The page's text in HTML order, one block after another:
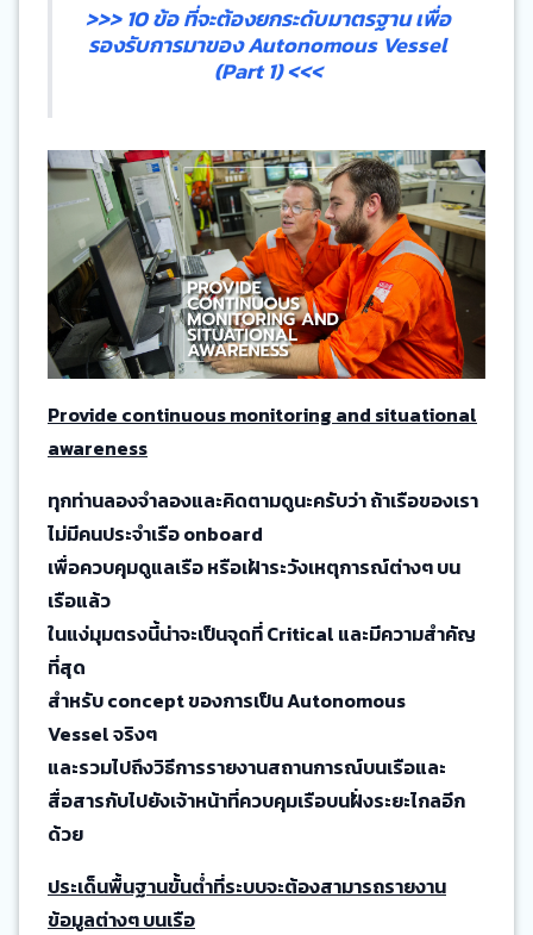
>>> 10 ข้อ ที่จะต้องยกระดับมาตรฐาน เพื่อ
รองรับการมาของ Autonomous Vessel
(Part 1) <<<
Provide continuous monitoring and situational
awareness
ทุกท่านลองจำลองและคิดตามดูนะครับว่า ถ้าเรือของเรา
ไม่มีคนประจำเรือ onboard
เพื่อควบคุมดูแลเรือ หรือเฝ้าระวังเหตุการณ์ต่างๆ บน
เรือแล้ว
ในแง่มุมตรงนี้น่าจะเป็นจุดที่ Critical และมีความสำคัญ
ที่สุด
สำหรับ concept ของการเป็น Autonomous
Vessel จริงๆ
และรวมไปถึงวิธีการรายงานสถานการณ์บนเรือและ
สื่อสารกับไปยังเจ้าหน้าที่ควบคุมเรือบนฝั่งระยะไกลอีก
ด้วย
ประเด็นพื้นฐานขั้นต่ำที่ระบบจะต้องสามารถรายงาน
ข้อมูลต่างๆ บนเรือ